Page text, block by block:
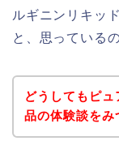
ルギニンリキッ
と、思っている
どうしてもピ
品の体験談をみ